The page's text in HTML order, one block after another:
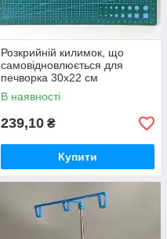
Розкрийній килимок, що
самовідновлюється для
печворка 30х22 см
В наявності
239,10 ₴
Купити